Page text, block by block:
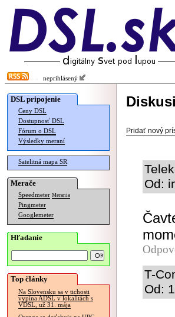
neprihlásený
DSL pripojenie
Ceny DSL
Dostupnosť DSL
Fórum o DSL
Výsledky meraní
Satelitná mapa SR
Merače
Speedmeter Merania
Pingmeter
Googlemeter
Hľadanie
Top články
Na Slovensku sa v tichosti
vypína ADSL v lokalitách s
VDSL, už 31. mája
Pridať nový
Od:
T-
Od: